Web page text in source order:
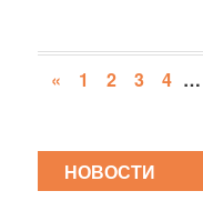
« 1 2 3 4 …
НОВОСТИ